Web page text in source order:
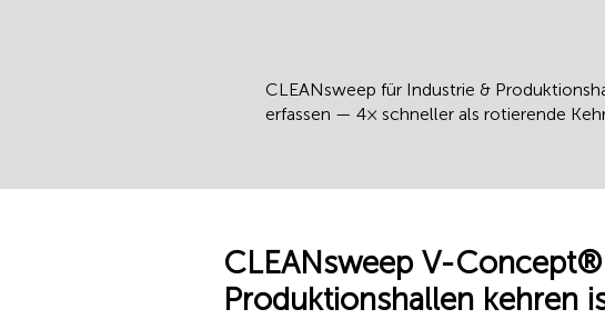
CLEANsweep für Industrie &
erfassen — 4× schneller als rotierende
CLEANsweep V-
Produktionshallen kehren